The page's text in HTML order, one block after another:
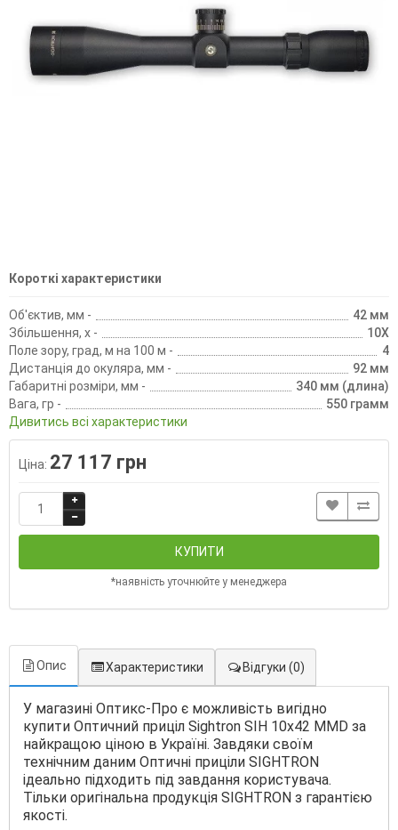
Короткі характеристики
Об'єктив, мм -
42 мм
Збільшення, х -
10X
Поле зору, град, м на 100 м -
4
Дистанція до окуляра, мм -
92 мм
Габаритні розміри, мм -
340 мм (длина)
Вага, гр -
550 грамм
Дивитись всі характеристики
Ціна: 27 117 грн
КУПИТИ
*наявність уточнюйте у менеджера
Опис Характеристики Відгуки (0)
У магазині Оптикс-Про є можливість вигідно
купити Оптичний приціл Sightron SIH 10х42 MMD за
найкращою ціною в Україні. Завдяки своїм
технічним даним Оптичні приціли SIGHTRON
ідеально підходить під завдання користувача.
Тільки оригінальна продукція SIGHTRON з гарантією
якості.